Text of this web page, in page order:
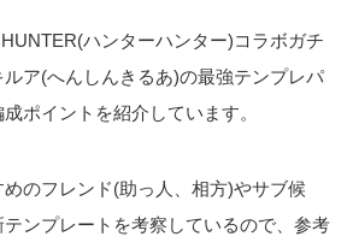
ハンターハンター)コラボガチ
ア(へんしんきるあ)の最強テンプレパ
ポイントを紹介しています。
のフレンド(助っ人、相方)やサブ候
ンプレートを考察しているので、参考